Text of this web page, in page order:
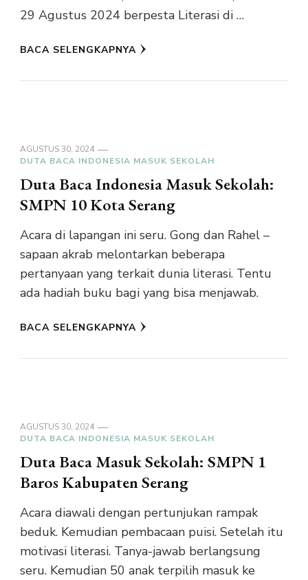
29 Agustus 2024 berpesta Literasi di …
BACA SELENGKAPNYA
AGUSTUS 30, 2024
DUTA BACA INDONESIA MASUK SEKOLAH
Duta Baca Indonesia Masuk Sekolah:
SMPN 10 Kota Serang
Acara di lapangan ini seru. Gong dan Rahel –
sapaan akrab melontarkan beberapa
pertanyaan yang terkait dunia literasi. Tentu
ada hadiah buku bagi yang bisa menjawab.
BACA SELENGKAPNYA
AGUSTUS 30, 2024
DUTA BACA INDONESIA MASUK SEKOLAH
Duta Baca Masuk Sekolah: SMPN 1
Baros Kabupaten Serang
Acara diawali dengan pertunjukan rampak
beduk. Kemudian pembacaan puisi. Setelah itu
motivasi literasi. Tanya-jawab berlangsung
seru. Kemudian 50 anak terpilih masuk ke